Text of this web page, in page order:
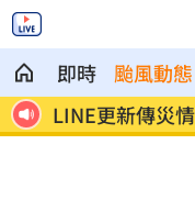
即時 颱風動態
美國出手封殺
進